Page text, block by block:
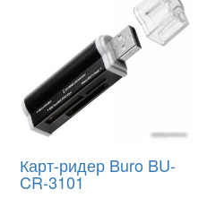
Карт-ридер Buro BU-
CR-3101